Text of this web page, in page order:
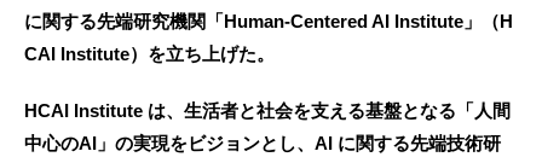
に関する先端研究機関「Human-Centered AI Institute」（H
CAI Institute）を立ち上げた。
HCAI Institute は、生活者と社会を支える基盤となる「人間
中心のAI」の実現をビジョンとし、AI に関する先端技術研